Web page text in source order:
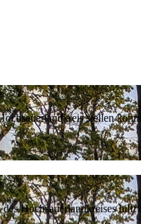
stellen
Hochsauerlandkreises hilft